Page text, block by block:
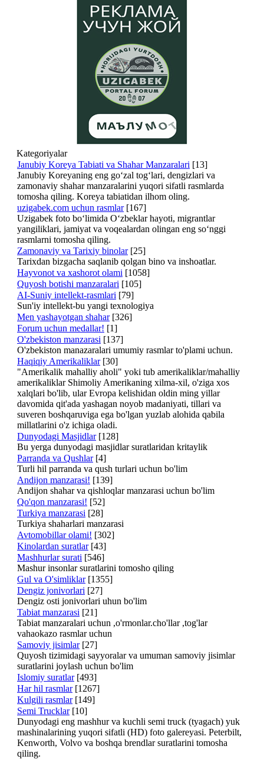
Kategoriyalar
Janubiy Koreya Tabiati va Shahar Manzaralari [13]
Janubiy Koreyaning eng go‘zal tog‘lari, dengizlari va
zamonaviy shahar manzaralarini yuqori sifatli rasmlarda
tomosha qiling. Koreya tabiatidan ilhom oling.
uzigabek.com uchun rasmlar [167]
Uzigabek foto bo‘limida O‘zbeklar hayoti, migrantlar
yangiliklari, jamiyat va voqealardan olingan eng so‘nggi
rasmlarni tomosha qiling.
Zamonaviy va Tarixiy binolar [25]
Tarixdan bizgacha saqlanib qolgan bino va inshoatlar.
Hayvonot va xashorot olami [1058]
Quyosh botishi manzaralari [105]
AI-Suniy intellekt-rasmlari [79]
Sun'iy intellekt-bu yangi texnologiya
Men yashayotgan shahar [326]
Forum uchun medallar! [1]
O'zbekiston manzarasi [137]
O'zbekiston manazaralari umumiy rasmlar to'plami uchun.
Haqiqiy Amerikaliklar [30]
"Amerikalik mahalliy aholi" yoki tub amerikaliklar/mahalliy
amerikaliklar Shimoliy Amerikaning xilma-xil, o'ziga xos
xalqlari bo'lib, ular Evropa kelishidan oldin ming yillar
davomida qit'ada yashagan noyob madaniyati, tillari va
suveren boshqaruviga ega bo'lgan yuzlab alohida qabila
millatlarini o'z ichiga oladi.
Dunyodagi Masjidlar [128]
Bu yerga dunyodagi masjidlar suratlaridan kritaylik
Parranda va Qushlar [4]
Turli hil parranda va qush turlari uchun bo'lim
Andijon manzarasi! [139]
Andijon shahar va qishloqlar manzarasi uchun bo'lim
Qo'qon manzarasi! [52]
Turkiya manzarasi [28]
Turkiya shaharlari manzarasi
Avtomobillar olami! [302]
Kinolardan suratlar [43]
Mashhurlar surati [546]
Mashur insonlar suratlarini tomosho qiling
Gul va O'simliklar [1355]
Dengiz jonivorlari [27]
Dengiz osti jonivorlari uhun bo'lim
Tabiat manzarasi [21]
Tabiat manzaralari uchun ,o'rmonlar.cho'llar ,tog'lar
vahaokazo rasmlar uchun
Samoviy jisimlar [27]
Quyosh tizimidagi sayyoralar va umuman samoviy jisimlar
suratlarini joylash uchun bo'lim
Islomiy suratlar [493]
Har hil rasmlar [1267]
Kulgili rasmlar [149]
Semi Trucklar [10]
Dunyodagi eng mashhur va kuchli semi truck (tyagach) yuk
mashinalarining yuqori sifatli (HD) foto galereyasi. Peterbilt,
Kenworth, Volvo va boshqa brendlar suratlarini tomosha
qiling.